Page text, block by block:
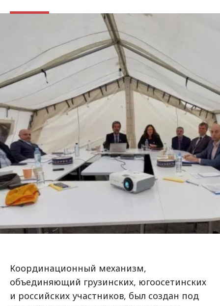
Координационный механизм,
объединяющий грузинских, югоосетинских
и российских участников, был создан под